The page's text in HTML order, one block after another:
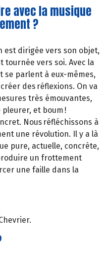
avec la musique
?
est dirigée vers son objet,
tournée vers soi. Avec la
se parlent à eux-mêmes,
des réflexions. On va
très émouvantes,
et boum !
Nous réfléchissons à
une révolution. Il y a là
pure, actuelle, concrète,
un frottement
une faille dans la